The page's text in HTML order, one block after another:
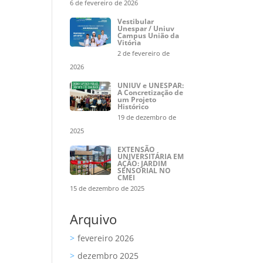
6 de fevereiro de 2026
Vestibular
Unespar / Uniuv
Campus União da
Vitória
2 de fevereiro de
2026
UNIUV e UNESPAR:
A Concretização de
um Projeto
Histórico
19 de dezembro de
2025
EXTENSÃO
UNIVERSITÁRIA EM
AÇÃO: JARDIM
SENSORIAL NO
CMEI
15 de dezembro de 2025
Arquivo
fevereiro 2026
dezembro 2025